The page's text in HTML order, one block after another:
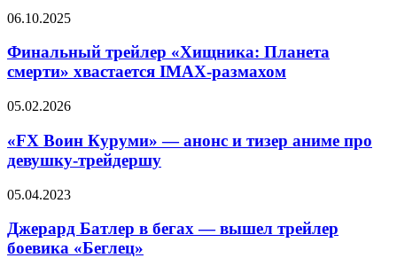
6
второго
сезона
сериала
«Уэнсдэй»
Финальный
«Хищника:
смерти»
IMAX-
06.10.2025
Финальный трейлер «Хищника: Планета
смерти» хвастается IMAX-размахом
«FX
Куруми»
—
анонс
тизер
про
девушку-
05.02.2026
«FX Воин Куруми» — анонс и тизер аниме про
девушку-трейдершу
Джерард
в
бегах
—
05.04.2023
Джерард Батлер в бегах — вышел трейлер
боевика «Беглец»